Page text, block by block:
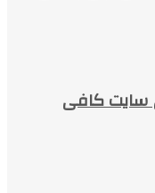
سایت کافی